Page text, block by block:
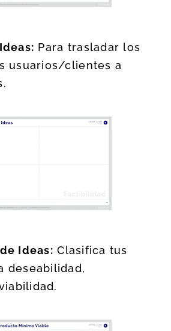
Para trasladar los
usuarios/clientes a
Ideas: Clasifica tus
deseabilidad,